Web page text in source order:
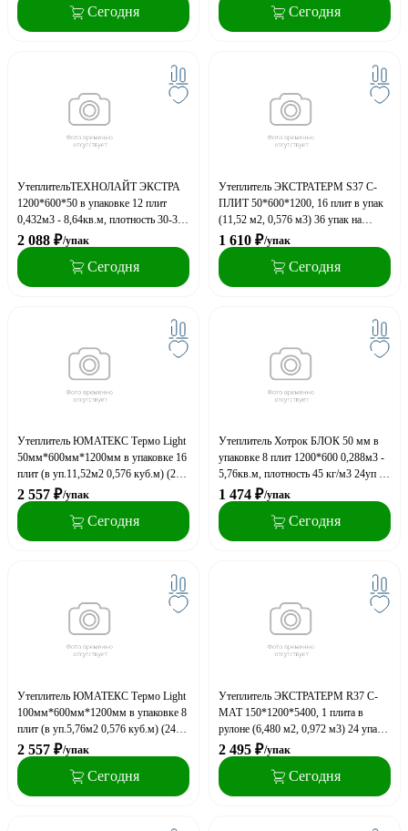
Сегодня Сегодня
УтеплительТЕХНОЛАЙТ ЭКСТРА
1200*600*50 в упаковке 12 плит
0,432м3 - 8,64кв.м, плотность 30-38
кг/м3, 16 упак на поддоне
2 088 ₽/упак
Сегодня
Утеплитель ЭКСТРАТЕРМ S37 С-
ПЛИТ 50*600*1200, 16 плит в упак
(11,52 м2, 0,576 м3) 36 упак на
паллете
1 610 ₽/упак
Сегодня
Утеплитель ЮМАТЕКС Термо Light
50мм*600мм*1200мм в упаковке 16
плит (в уп.11,52м2 0,576 куб.м) (24
упак. на поддоне), плотность 21,6-
26,4 кг/м3
2 557 ₽/упак
Сегодня
Утеплитель Хотрок БЛОК 50 мм в
упаковке 8 плит 1200*600 0,288м3 -
5,76кв.м, плотность 45 кг/м3 24уп на
поддоне
1 474 ₽/упак
Сегодня
Утеплитель ЮМАТЕКС Термо Light
100мм*600мм*1200мм в упаковке 8
плит (в уп.5,76м2 0,576 куб.м) (24
упак. на поддоне), плотность 21,6-
26,4 кг/м3
2 557 ₽/упак
Сегодня
Утеплитель ЭКСТРАТЕРМ R37 С-
МАТ 150*1200*5400, 1 плита в
рулоне (6,480 м2, 0,972 м3) 24 упак
на паллете
2 495 ₽/упак
Сегодня